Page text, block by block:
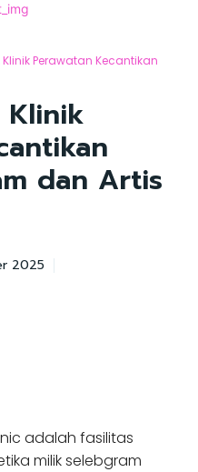
Perawatan Kecantikan
Klinik
dan Artis
2025
adalah fasilitas
milik selebgram